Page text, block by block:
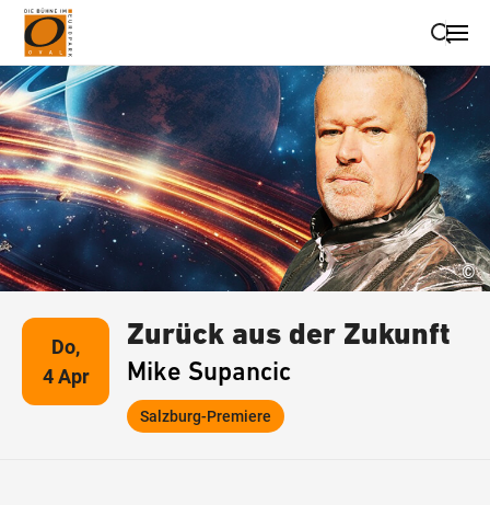
Suche schließen
Wegbeschreibung erhalten
©
Do,
4 Apr
Zurück aus der Zukunft
Mike Supancic
Salzburg-Premiere